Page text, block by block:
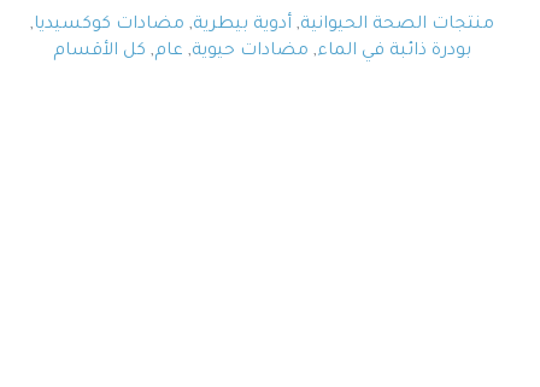
منتجات الصحة الحيوانية, أدوية بيطرية, مضادات كوكسيديا,
بودرة ذائبة في الماء, مضادات حيوية, عام, كل الأقسام